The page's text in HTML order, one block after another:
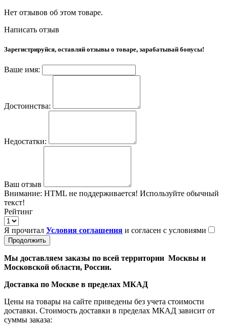
Нет отзывов об этом товаре.
Написать отзыв
Зарегистрируйся, оставляй отзывы о товаре, зарабатывай бонусы!
Ваше имя:
Достоинства:
Недостатки:
Ваш отзыв
Внимание: HTML не поддерживается! Используйте обычный
текст!
Рейтинг
Я прочитал Условия соглашения и согласен с условиями
Продолжить
Мы доставляем заказы по всей территории Москвы и
Московской области, России.
Доставка по Москве в пределах МКАД
Цены на товары на сайте приведены без учета стоимости
доставки. Стоимость доставки в пределах МКАД зависит от
суммы заказа: